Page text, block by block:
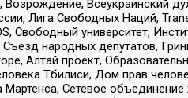
Всеукраинский
Лига Свободных Наций,
университет,
народных депутатов,
Алтай проект,
Тбилиси, Дом прав
Сетевое